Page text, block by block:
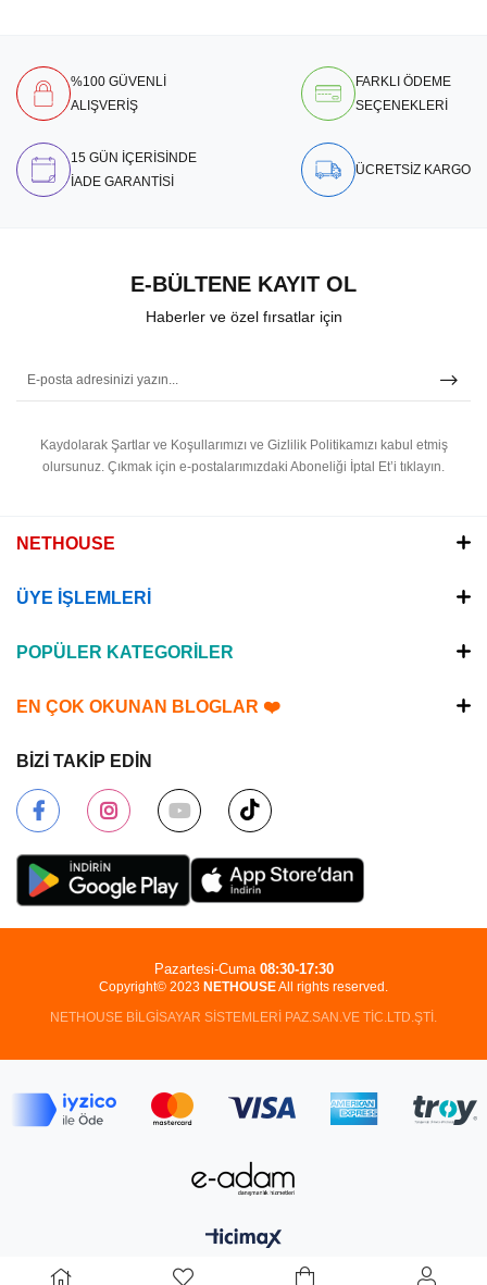
%100 GÜVENLİ
ALIŞVERİŞ
FARKLI ÖDEME
SEÇENEKLERİ
15 GÜN İÇERİSİNDE
İADE GARANTİSİ
ÜCRETSİZ KARGO
E-BÜLTENE KAYIT OL
Haberler ve özel fırsatlar için
Kaydolarak Şartlar ve Koşullarımızı ve Gizlilik Politikamızı kabul etmiş
olursunuz. Çıkmak için e-postalarımızdaki Aboneliği İptal Et’i tıklayın.
NETHOUSE
ÜYE İŞLEMLERİ
POPÜLER KATEGORİLER
EN ÇOK OKUNAN BLOGLAR ❤️
BİZİ TAKİP EDİN
Copyright© 2023 NETHOUSEAll rights reserved.
NETHOUSE BİLGİSAYAR SİSTEMLERİ PAZ.SAN.VE TİC.LTD.ŞTİ.
Pazartesi-Cuma 08:30-17:30